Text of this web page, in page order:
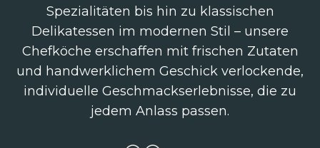
Spezialitäten bis hin zu klassischen
Delikatessen im modernen Stil – unsere
Chefköche erschaffen mit frischen Zutaten
und handwerklichem Geschick verlockende,
individuelle Geschmackserlebnisse, die zu
jedem Anlass passen.